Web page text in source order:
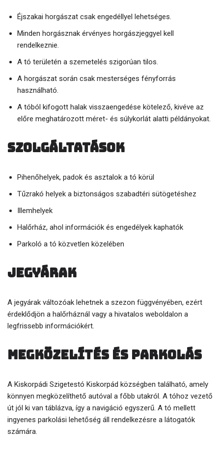
Éjszakai horgászat csak engedéllyel lehetséges.
Minden horgásznak érvényes horgászjeggyel kell
rendelkeznie.
A tó területén a szemetelés szigorúan tilos.
A horgászat során csak mesterséges fényforrás
használható.
A tóból kifogott halak visszaengedése kötelező, kivéve az
előre meghatározott méret- és súlykorlát alatti példányokat.
Szolgáltatások
Pihenőhelyek, padok és asztalok a tó körül
Tűzrakó helyek a biztonságos szabadtéri sütögetéshez
Illemhelyek
Halőrház, ahol információk és engedélyek kaphatók
Parkoló a tó közvetlen közelében
Jegyárak
A jegyárak változóak lehetnek a szezon függvényében, ezért
érdeklődjön a halőrháznál vagy a hivatalos weboldalon a
legfrissebb információkért.
Megközelítés és parkolás
A Kiskorpádi Szigetestó Kiskorpád községben található, amely
könnyen megközelíthető autóval a főbb utakról. A tóhoz vezető
út jól ki van táblázva, így a navigáció egyszerű. A tó mellett
ingyenes parkolási lehetőség áll rendelkezésre a látogatók
számára.